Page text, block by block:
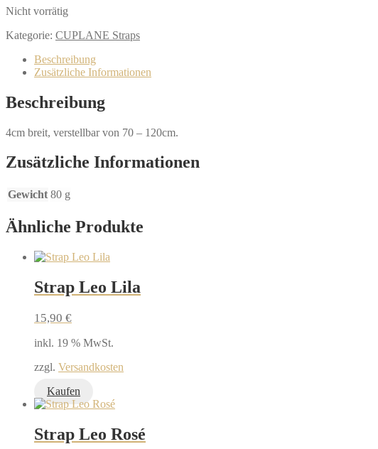
Nicht vorrätig
Kategorie: CUPLANE Straps
Beschreibung
Zusätzliche Informationen
Beschreibung
4cm breit, verstellbar von 70 – 120cm.
Zusätzliche Informationen
Gewicht 80 g
Ähnliche Produkte
Strap Leo Lila
15,90 €
inkl. 19 % MwSt.
zzgl. Versandkosten
Kaufen
Strap Leo Rosé